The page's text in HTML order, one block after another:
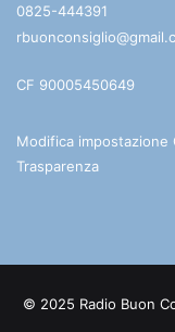
0825-444391
CF 90005450649
Modifica impostazione
Trasparenza
© 2025 Radio Buon